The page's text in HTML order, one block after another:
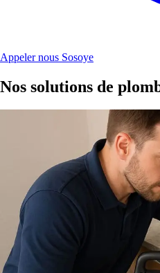
Appeler nous Sosoye
Nos solutions de